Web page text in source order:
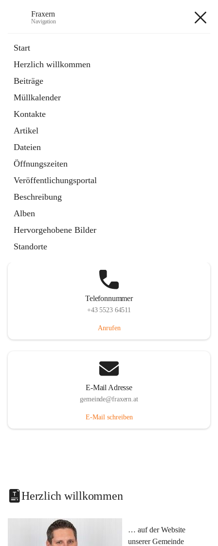
Fraxern
Navigation
Start
Herzlich willkommen
Beiträge
Müllkalender
Kontakte
Artikel
Dateien
Öffnungszeiten
Veröffentlichungsportal
Beschreibung
Alben
Hervorgehobene Bilder
Standorte
Ordner
in
Tab
Formulare
Artikel
öffnet
in
neuem
Tab
Telefonnummer
+43 5523 64511
Anrufen
E-Mail Adresse
gemeinde@fraxern.at
E-Mail schreiben
Herzlich willkommen
… auf der Website
unserer Gemeinde